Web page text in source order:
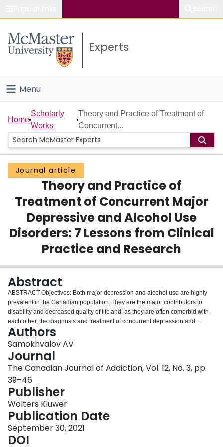
Study
Connect
Experts
Menu
Home
People
Groups
Scholarly Works
About
Login
Home
Scholarly
Works
Theory and Practice of Treatment of
Concurrent...
Journal article
Theory and Practice of
Treatment of Concurrent Major
Depressive and Alcohol Use
Disorders: 7 Lessons from Clinical
Practice and Research
Abstract
ABSTRACT Objectives: Both major depression and alcohol use are highly
prevalent in the Canadian population. They are the major contributors to
disability and decreased quality of life and, as they are often comorbid with
each other, the diagnosis and treatment of concurrent depression and
alcohol use disorder represent a challenging task with multiple clinical
questions requiring evidence-based recommendations. Thus, the goal of this
article is to review the optimal strategies to treat concurrent alcohol use and
major depressive disorders in the context of current research findings and
clinical practice. Methods: Narrative review, knowledge synthesis, and
secondary data analysis. Results: Based on the review of the relevant
literature and secondary data analyses of our own clinical data, we devised
a set of pragmatic clinical recommendations and guidance on differential
diagnosis between alcohol-induced mood disorder and independent major
depressive disorder concurrent with alcohol use disorder, the choice and
timing of pharmacological agents, organization of care, selection of best-
evidence psychotherapeutic approaches and their integration into clinical
practice, management of patients’ and team expectations in terms of clinical
Authors
Samokhvalov AV
Journal
The Canadian Journal of Addiction, Vol. 12, No. 3, pp.
39–46
Publisher
Wolters Kluwer
Publication Date
September 30, 2021
DOI